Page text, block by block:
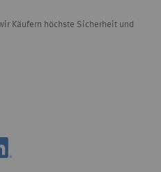
Käufern höchste Sicherheit und